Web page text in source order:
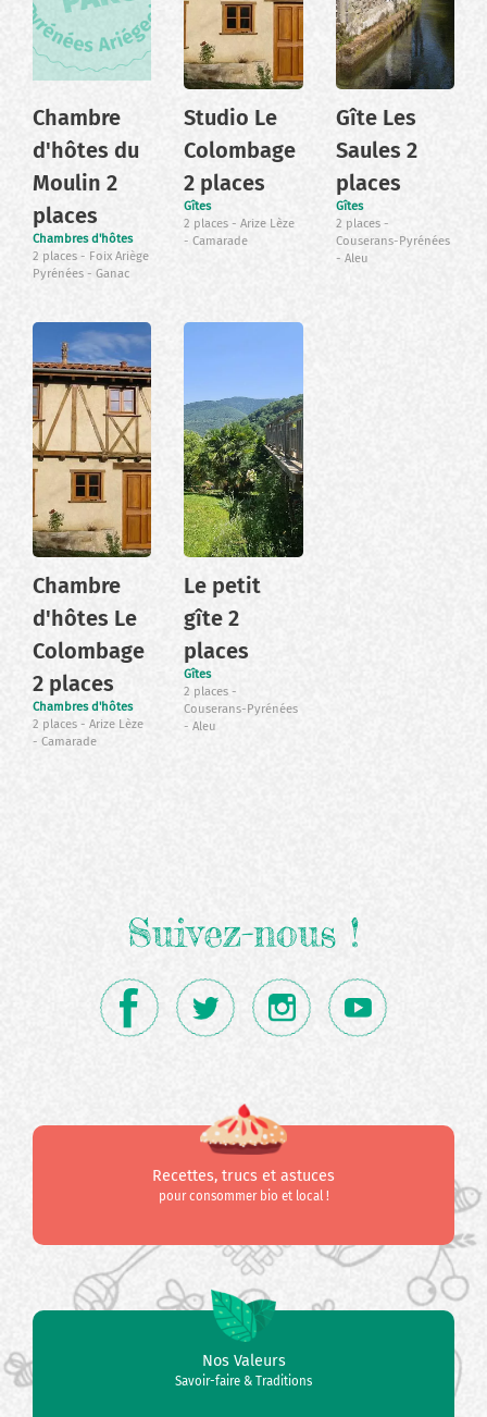
Chambre
d'hôtes du
Moulin 2
places
Chambres d'hôtes
2 places
Foix Ariège
Pyrénées
Ganac
Studio Le
Colombage
2 places
Gîtes
2 places
Arize Lèze
Camarade
Gîte Les
Saules 2
places
Gîtes
2 places
Couserans-Pyrénées
Aleu
Chambre
d'hôtes Le
Colombage
2 places
Chambres d'hôtes
2 places
Arize Lèze
Camarade
Le petit
gîte 2
places
Gîtes
2 places
Couserans-Pyrénées
Aleu
Suivez-nous !
Recettes, trucs et astuces
pour consommer bio et local !
Nos Valeurs
Savoir-faire & Traditions